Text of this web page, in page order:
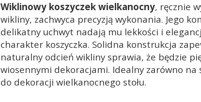
Wiklinowy koszyczek wielkanocny, ręcznie
wikliny, zachwyca precyzją wykonania. Jego
delikatny uchwyt nadają mu lekkości i
charakter koszyczka. Solidna konstrukcja
naturalny odcień wikliny sprawia, że będzie
wiosennymi dekoracjami. Idealny zarówno na
do dekoracji wielkanocnego stołu.